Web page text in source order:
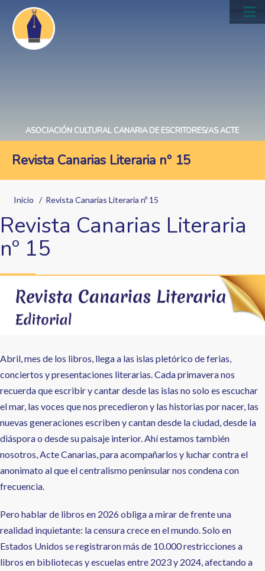
Pasar
contenido
principal
ASOCIACIÓN CULTURAL CANARIA DE ESCRITORES/AS ACTE
Revista Canarias Literaria nº 15
Sobrescribir
enlaces
de
ayuda
a
la
navegación
Inicio Revista Canarias Literaria nº 15
Revista Canarias Literaria
nº 15
Abril, mes de los libros, llega a las islas pletórico de ferias,
conciertos y presentaciones literarias. Cada primavera nos
recuerda que escribir y cantar desde las islas no solo es escuchar
el mar, las voces que nos precedieron y las historias por nacer, las
nuevas generaciones escriben y cantan desde la ciudad, desde la
diáspora o desde su paisaje interior. Ahí estamos también
nosotros, Acte Canarias, para acompañarlos y luchar contra el
anonimato al que el centralismo peninsular nos condena con
frecuencia.
Pero hablar de libros en 2026 obliga a mirar de frente una
realidad inquietante: la censura crece en el mundo. Solo en
Estados Unidos se registraron más de 10.000 restricciones a
libros en bibliotecas y escuelas entre 2023 y 2024, afectando a